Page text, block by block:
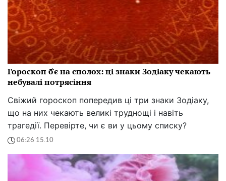
Гороскоп б'є на сполох: ці знаки Зодіаку чекають
небувалі потрясіння
Свіжий гороскоп попередив ці три знаки Зодіаку,
що на них чекають великі труднощі і навіть
трагедії. Перевірте, чи є ви у цьому списку?
06:26 15.10